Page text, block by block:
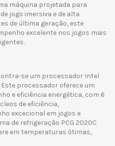
máquina projetada para
jogo imersiva e de alta
de última geração, este
excelente nos jogos mais
se um processador Intel
Este processador oferece um
e eficiência energética, com 6
de eficiência,
excecional em jogos e
de refrigeração PCG 2020C
em temperaturas ótimas,